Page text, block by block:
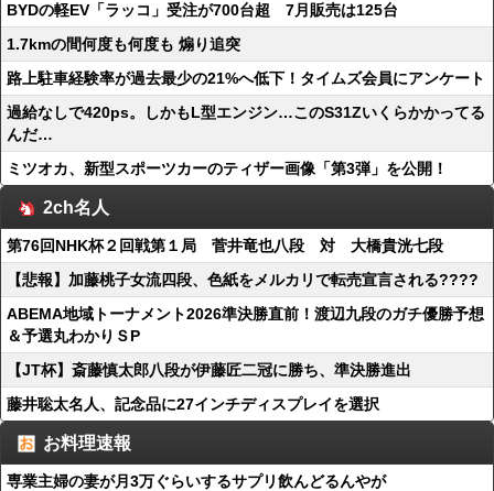
BYDの軽EV「ラッコ」受注が700台超 7月販売は125台
1.7kmの間何度も何度も 煽り追突
路上駐車経験率が過去最少の21%へ低下！タイムズ会員にアンケート
過給なしで420ps。しかもL型エンジン…このS31Zいくらかかってる
んだ…
ミツオカ、新型スポーツカーのティザー画像「第3弾」を公開！
2ch名人
第76回NHK杯２回戦第１局 菅井竜也八段 対 大橋貴洸七段
【悲報】加藤桃子女流四段、色紙をメルカリで転売宣言される????
ABEMA地域トーナメント2026準決勝直前！渡辺九段のガチ優勝予想
＆予選丸わかりＳP
【JT杯】斎藤慎太郎八段が伊藤匠二冠に勝ち、準決勝進出
藤井聡太名人、記念品に27インチディスプレイを選択
お料理速報
専業主婦の妻が月3万ぐらいするサプリ飲んどるんやが